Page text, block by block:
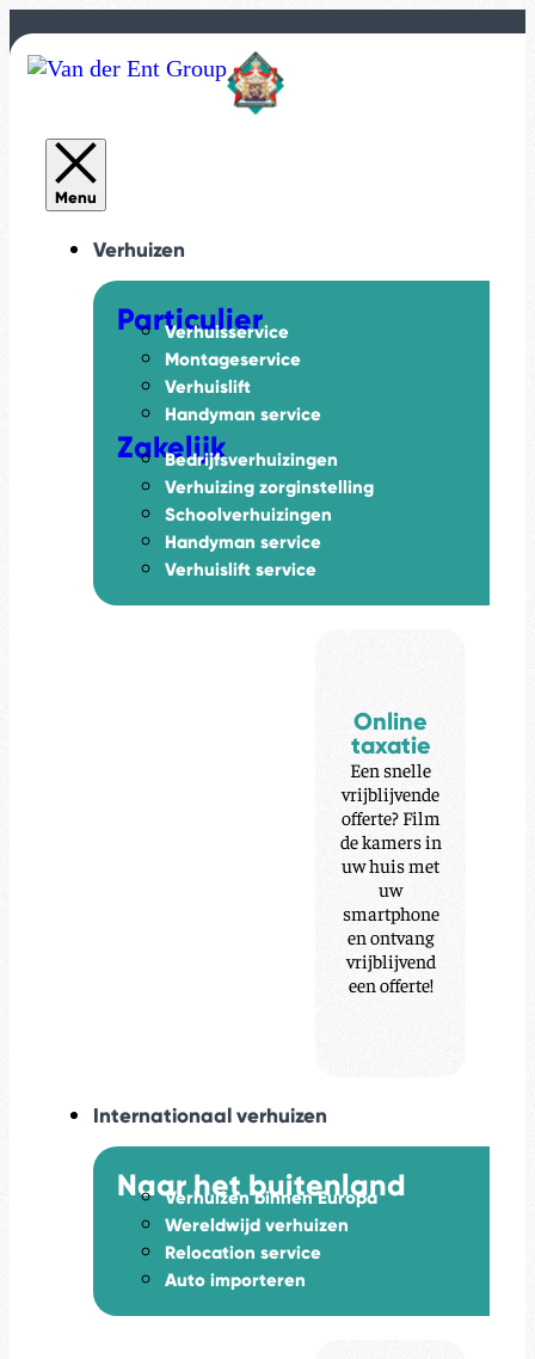
Verhuizen
Particulier
Verhuisservice
Montageservice
Verhuislift
Handyman service
Zakelijk
Bedrijfsverhuizingen
Verhuizing zorginstelling
Schoolverhuizingen
Handyman service
Verhuislift service
Online
taxatie
Een snelle
vrijblijvende
offerte? Film
de kamers in
uw huis met
uw
smartphone
en ontvang
vrijblijvend
een offerte!
Internationaal verhuizen
Naar het buitenland
Verhuizen binnen Europa
Wereldwijd verhuizen
Relocation service
Auto importeren